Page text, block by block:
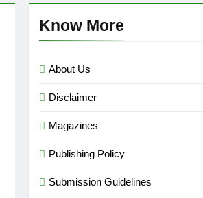
Know More
About Us
Disclaimer
Magazines
Publishing Policy
Submission Guidelines